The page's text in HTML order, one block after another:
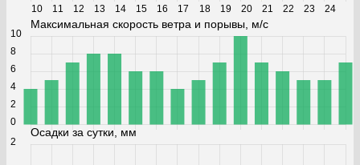
10 11 12 13 14 15 16 17 18 19 20 21 22 23 24
Максимальная скорость ветра и порывы, м/с
0
2
4
6
8
10
Осадки за сутки, мм
2